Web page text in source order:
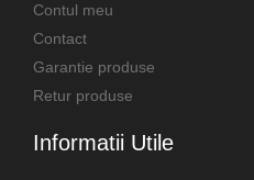
Contul meu
Contact
Garantie produse
Retur produse
Informatii Utile